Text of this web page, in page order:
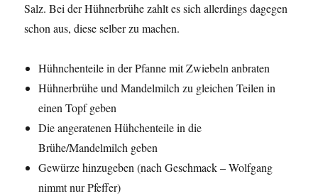
Salz. Bei der Hühnerbrühe zahlt es sich allerdings dagegen
schon aus, diese selber zu machen.
Hühnchenteile in der Pfanne mit Zwiebeln anbraten
Hühnerbrühe und Mandelmilch zu gleichen Teilen in
einen Topf geben
Die angeratenen Hühchenteile in die
Brühe/Mandelmilch geben
Gewürze hinzugeben (nach Geschmack – Wolfgang
nimmt nur Pfeffer)